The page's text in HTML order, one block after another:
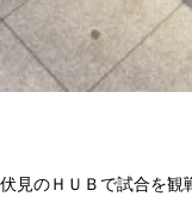
見のＨＵＢで試合を観